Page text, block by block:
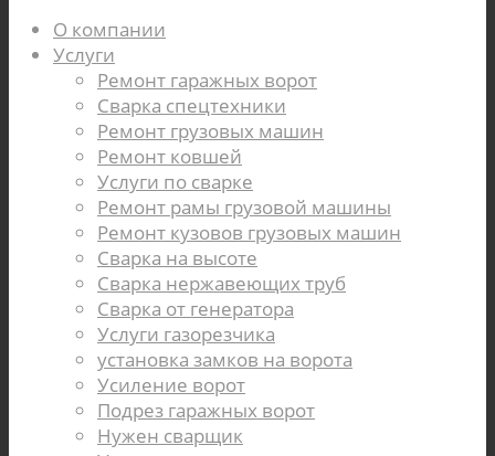
О компании
Услуги
Ремонт гаражных ворот
Сварка спецтехники
Ремонт грузовых машин
Ремонт ковшей
Услуги по сварке
Ремонт рамы грузовой машины
Ремонт кузовов грузовых машин
Сварка на высоте
Сварка нержавеющих труб
Сварка от генератора
Услуги газорезчика
установка замков на ворота
Усиление ворот
Подрез гаражных ворот
Нужен сварщик